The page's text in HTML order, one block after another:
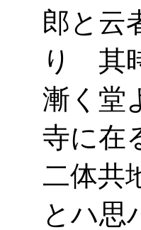
郎と云
り 其
漸く堂
寺に在
二体共
とハ